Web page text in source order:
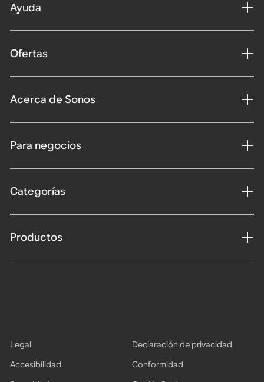
Ayuda
Ofertas
Acerca de Sonos
Para negocios
Categorías
Productos
Legal
Declaración de privacidad
Accesibilidad
Conformidad